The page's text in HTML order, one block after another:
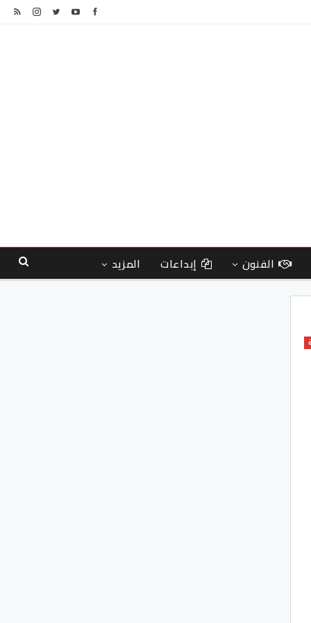
الفنون إبداعات المزيد